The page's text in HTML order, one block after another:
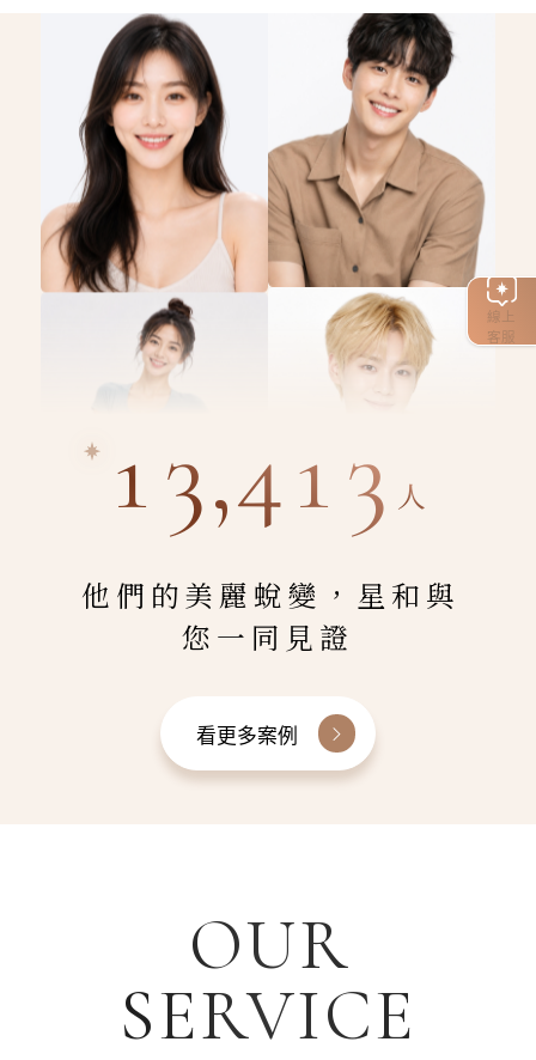
線上
客服
13,413 人
他們的美麗蛻變，星和與
您一同見證
看更多案例
OUR
SERVICE